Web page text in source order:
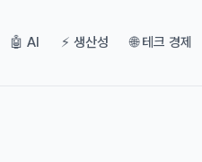
🤖 AI ⚡ 생산성 🌐 테크 경제